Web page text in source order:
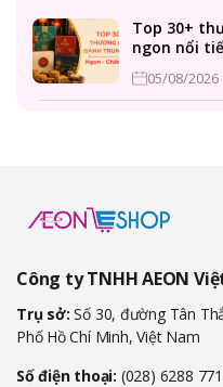
Top 30+
ngon nổi
05/08/2026
Công ty TNHH AEON
Trụ sở: Số 30, đường Tân
Phố Hồ Chí Minh, Việt Nam
Số điện thoại: (028) 6288